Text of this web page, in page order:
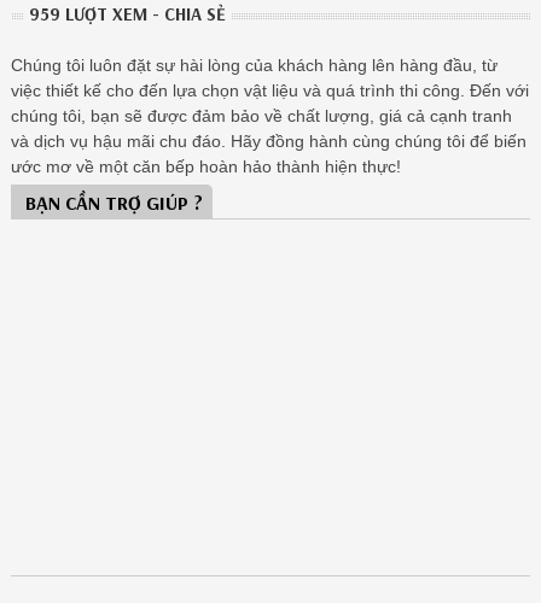
959 LƯỢT XEM - CHIA SẺ
Chúng tôi luôn đặt sự hài lòng của khách hàng lên hàng đầu, từ
việc thiết kế cho đến lựa chọn vật liệu và quá trình thi công. Đến với
chúng tôi, bạn sẽ được đảm bảo về chất lượng, giá cả cạnh tranh
và dịch vụ hậu mãi chu đáo. Hãy đồng hành cùng chúng tôi để biến
ước mơ về một căn bếp hoàn hảo thành hiện thực!
BẠN CẦN TRỢ GIÚP ?